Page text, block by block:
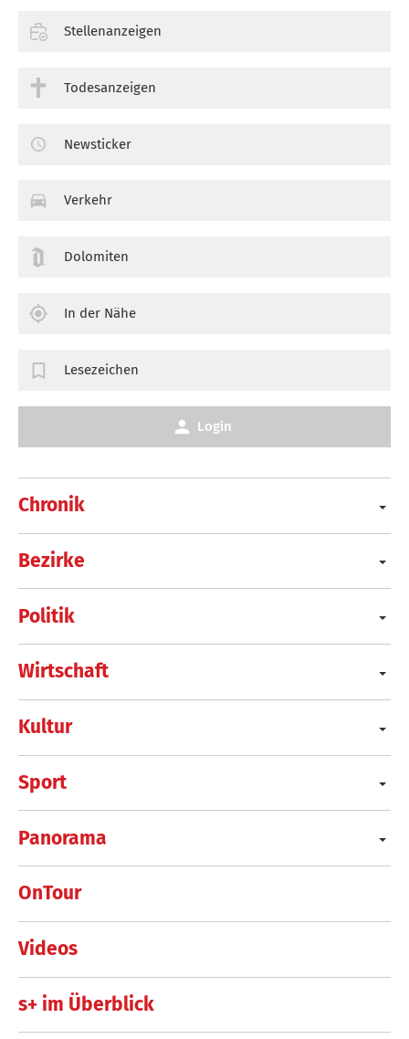
Chronik
Bezirke
Politik
Wirtschaft
Kultur
Sport
Panorama
OnTour
Videos
s+ im Überblick
Stellenanzeigen
Todesanzeigen
Newsticker
Verkehr
Dolomiten
In der Nähe
Lesezeichen
Login